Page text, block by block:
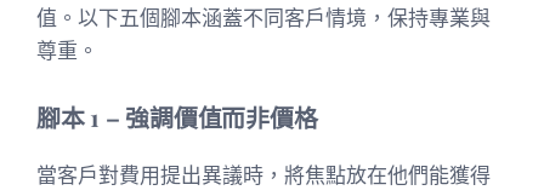
值。以下五個腳本涵蓋不同客戶情境，保持專業與
尊重。
腳本 1 – 強調價值而非價格
當客戶對費用提出異議時，將焦點放在他們能獲得